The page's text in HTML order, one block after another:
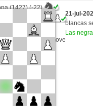
(1427) (-22)
(1282) (+22)
side + 0 seconds/move
21-jul-
blancas
Las